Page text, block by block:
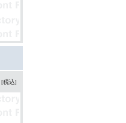
[税込]